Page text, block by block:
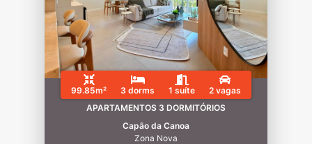
99.85m² 3 dorms 1 suíte
2 vagas
APARTAMENTOS 3 DORMITÓRIOS
Capão da Canoa
Zona Nova